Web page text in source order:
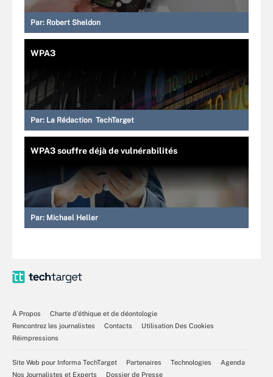
Par: Robert Sheldon
WPA3
Par: La Rédaction TechTarget
WPA3 souffre déjà de vulnérabilités
Par: Michael Heller
À Propos
Charte d’éthique et de déontologie
Rencontrez les journalistes
Contacts
Utilisation Des Cookies
Réimpressions
Site Web pour Informa TechTarget Partenaires Technologies
Agenda
Nos Journalistes et Experts
Dossier de Presse